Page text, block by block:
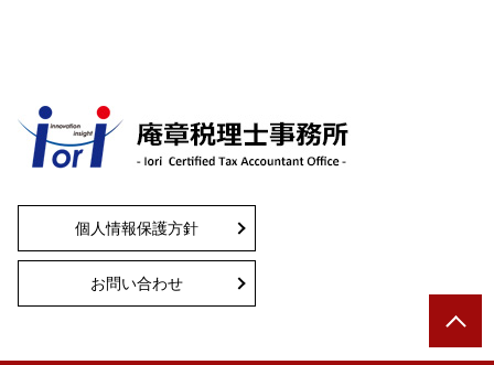
個人情報保護方針
お問い合わせ